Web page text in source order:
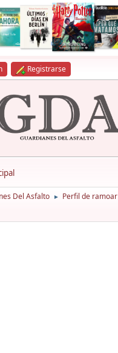
Registrarse
Del Asfalto ► Perfil de ramoar